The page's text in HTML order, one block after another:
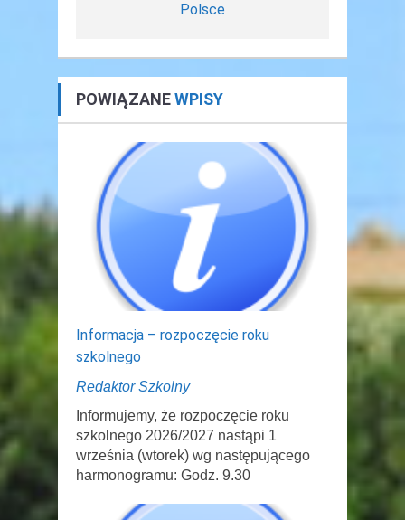
Polsce
POWIĄZANEWPISY
Informacja – rozpoczęcie roku
szkolnego
Redaktor Szkolny
Informujemy, że rozpoczęcie roku
szkolnego 2026/2027 nastąpi 1
września (wtorek) wg następującego
harmonogramu: Godz. 9.30